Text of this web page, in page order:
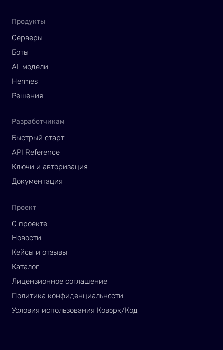
Продукты
Серверы
Боты
AI-модели
Hermes
Решения
Разработчикам
Быстрый старт
API Reference
Ключи и авторизация
Документация
Проект
О проекте
Новости
Кейсы и отзывы
Каталог
Лицензионное соглашение
Политика конфиденциальности
Условия использования Коворк/Код